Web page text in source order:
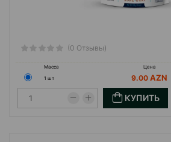
(0 Отзывы)
Масса Цена
1 шт
9.00
КУПИТЬ